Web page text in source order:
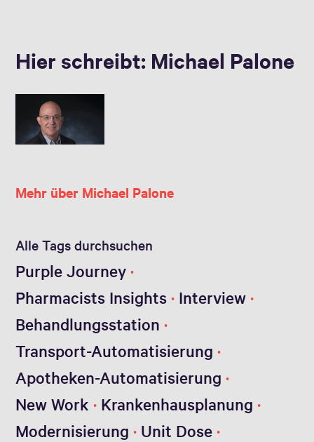
Hier schreibt: Michael Palone
Mehr über Michael Palone
Alle Tags durchsuchen
Purple Journey
Pharmacists Insights Interview
Behandlungsstation
Transport-Automatisierung
Apotheken-Automatisierung
New Work
Krankenhausplanung
Modernisierung
Unit Dose